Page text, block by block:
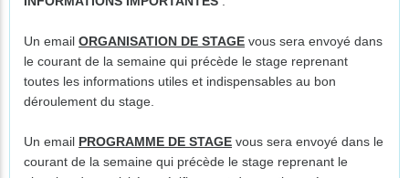
Un email ORGANISATION DE STAGE vous sera envoyé dans
le courant de la semaine qui précède le stage reprenant
toutes les informations utiles et indispensables au bon
déroulement du stage.
Un email PROGRAMME DE STAGE vous sera envoyé dans le
courant de la semaine qui précède le stage reprenant le